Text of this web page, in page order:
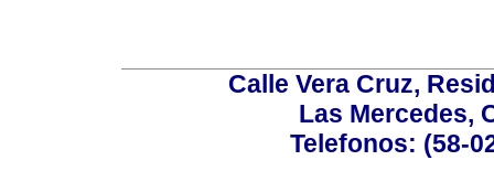
Calle Vera Cruz,
Las Mercedes,
Telefonos: (58-